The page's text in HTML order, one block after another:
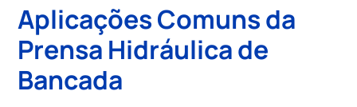
Aplicações Comuns da
Prensa Hidráulica de
Bancada